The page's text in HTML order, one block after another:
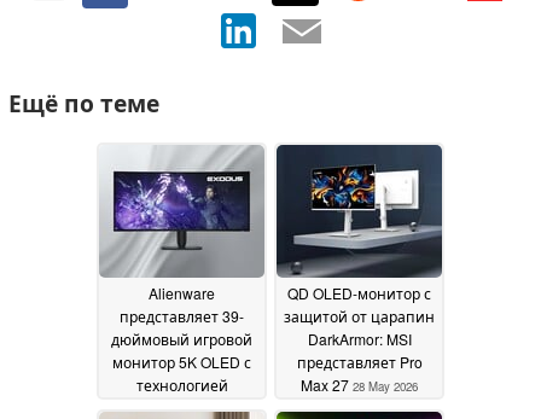
Ещё по теме
Alienware
представляет 39-
дюймовый игровой
монитор 5K OLED с
технологией
тандема RGB-полос
QD OLED-монитор с
защитой от царапин
DarkArmor: MSI
представляет Pro
Max 27 28 May 2026